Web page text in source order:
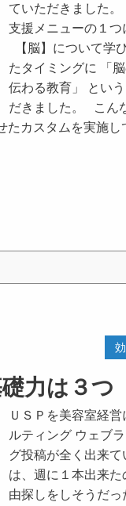
ていただきました
支援メニューの１つ
【脳】について学
たタイミングに 「
伝わる教育」 とい
だきました。 こん
たカスタムを実施
力は３つ
ＵＳＰを美容室経
ルティング ウェブ
グ投稿が全く出来
は、週に１本出来
由探しをしそうだ